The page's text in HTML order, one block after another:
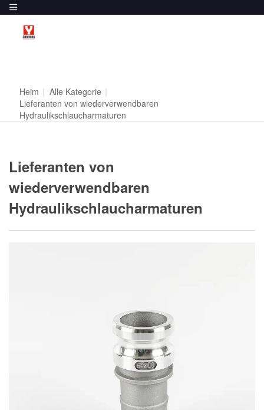
Heim | Alle Kategorie |
Lieferanten von wiederverwendbaren
Hydraulikschlaucharmaturen
Lieferanten von
wiederverwendbaren
Hydraulikschlaucharmaturen